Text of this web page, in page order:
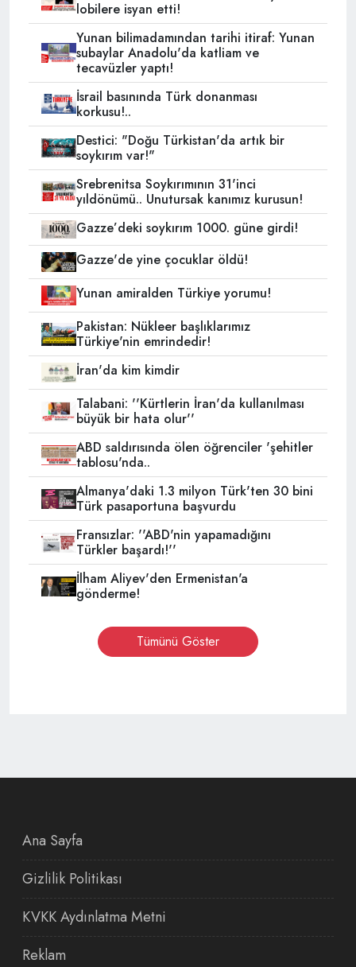
lobilere isyan etti!
Yunan bilimadamından tarihi itiraf: Yunan
subaylar Anadolu'da katliam ve
tecavüzler yaptı!
İsrail basınında Türk donanması
korkusu!..
Destici: "Doğu Türkistan'da artık bir
soykırım var!"
Srebrenitsa Soykırımının 31'inci
yıldönümü.. Unutursak kanımız kurusun!
Gazze’deki soykırım 1000. güne girdi!
Gazze'de yine çocuklar öldü!
Yunan amiralden Türkiye yorumu!
Pakistan: Nükleer başlıklarımız
Türkiye'nin emrindedir!
İran'da kim kimdir
Talabani: ''Kürtlerin İran'da kullanılması
büyük bir hata olur''
ABD saldırısında ölen öğrenciler 'şehitler
tablosu'nda..
Almanya'daki 1.3 milyon Türk'ten 30 bini
Türk pasaportuna başvurdu
Fransızlar: ''ABD'nin yapamadığını
Türkler başardı!''
İlham Aliyev'den Ermenistan'a
gönderme!
Tümünü Göster
Ana Sayfa
Gizlilik Politikası
KVKK Aydınlatma Metni
Reklam